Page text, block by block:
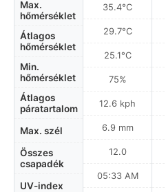
Max.
hőmérséklet
Átlagos
hőmérséklet
Min.
hőmérséklet
Átlagos
páratartalom
Max. szél
Összes
csapadék
UV-index
35.4°C
29.7°C
25.1°C
75%
12.6 kph
6.9 mm
12.0
05:33 AM